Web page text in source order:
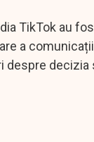
TikTok au
a
despre